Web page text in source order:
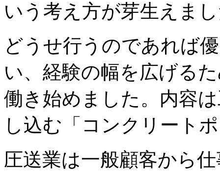
いう考え方が芽生えま
どうせ行うのであれば
い、経験の幅を広げる
働き始めました。内容
し込む「コンクリート
圧送業は一般顧客から